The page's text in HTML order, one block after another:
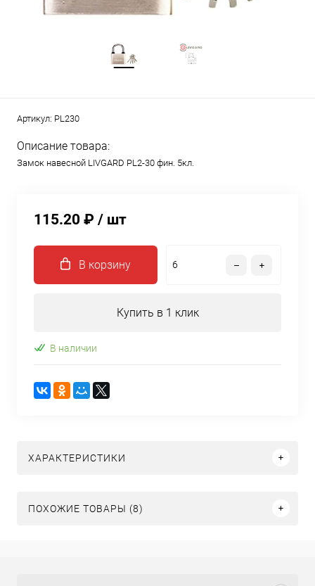
Артикул: PL230
Описание товара:
Замок навесной LIVGARD PL2-30 фин. 5кл.
115.20 ₽ / шт
В корзину
Купить в 1 клик
В наличии
ХАРАКТЕРИСТИКИ
ПОХОЖИЕ ТОВАРЫ (8)